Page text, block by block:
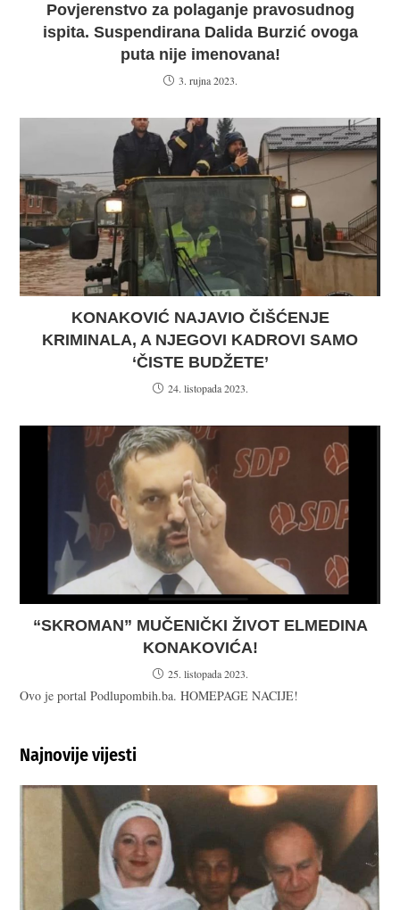
Povjerenstvo za polaganje pravosudnog
ispita. Suspendirana Dalida Burzić ovoga
puta nije imenovana!
3. rujna 2023.
KONAKOVIĆ NAJAVIO ČIŠĆENJE
KRIMINALA, A NJEGOVI KADROVI SAMO
‘ČISTE BUDŽETE’
24. listopada 2023.
“SKROMAN” MUČENIČKI ŽIVOT ELMEDINA
KONAKOVIĆA!
25. listopada 2023.
Ovo je portal Podlupombih.ba. HOMEPAGE NACIJE!
Najnovije vijesti